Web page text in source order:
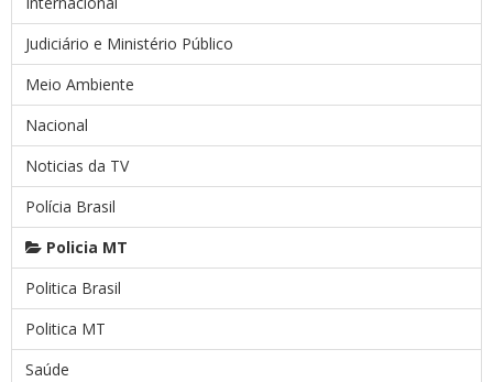
Judiciário e Ministério Público
Meio Ambiente
Nacional
Noticias da TV
Polícia Brasil
Policia MT
Politica Brasil
Politica MT
Saúde